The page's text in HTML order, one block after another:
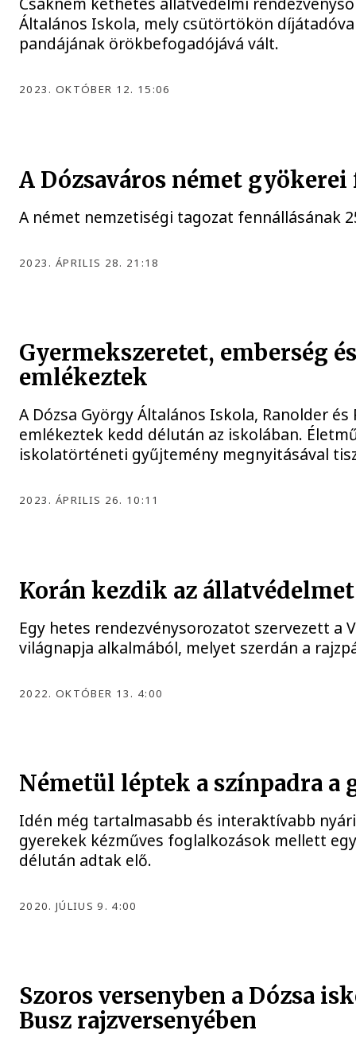
Általános Iskola, mely csütörtökön
pandájának örökbefogadójává vált.
2023. OKTÓBER 12. 15:06
A Dózsaváros német
A német nemzetiségi tagozat fennállásának
2023. ÁPRILIS 28. 21:18
Gyermekszeretet, emberség
emlékeztek
A Dózsa György Általános Iskola, Ranolder
emlékeztek kedd délután az iskolában.
iskolatörténeti gyűjtemény megnyitásával
2023. ÁPRILIS 26. 10:11
Korán kezdik az állatvédelmet
Egy hetes rendezvénysorozatot szervezett a
világnapja alkalmából, melyet szerdán a
2022. OKTÓBER 13. 4:00
Németül léptek a színpadra a
Idén még tartalmasabb és interaktívabb
gyerekek kézműves foglalkozások mellett
délután adtak elő.
2020. JÚLIUS 9. 4:00
Szoros versenyben a Dózsa
Busz rajzversenyében